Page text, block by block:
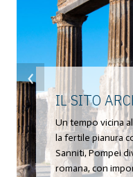
IL SITO
Un tempo vicina
la fertile pianura
Sanniti, Pompei
romana, con
‹